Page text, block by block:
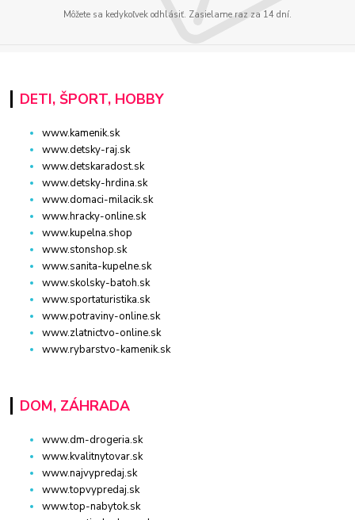
Môžete sa kedykoľvek odhlásiť. Zasielame raz za 14 dní.
DETI, ŠPORT, HOBBY
www.kamenik.sk
www.detsky-raj.sk
www.detskaradost.sk
www.detsky-hrdina.sk
www.domaci-milacik.sk
www.hracky-online.sk
www.kupelna.shop
www.stonshop.sk
www.sanita-kupelne.sk
www.skolsky-batoh.sk
www.sportaturistika.sk
www.potraviny-online.sk
www.zlatnictvo-online.sk
www.rybarstvo-kamenik.sk
DOM, ZÁHRADA
www.dm-drogeria.sk
www.kvalitnytovar.sk
www.najvypredaj.sk
www.topvypredaj.sk
www.top-nabytok.sk